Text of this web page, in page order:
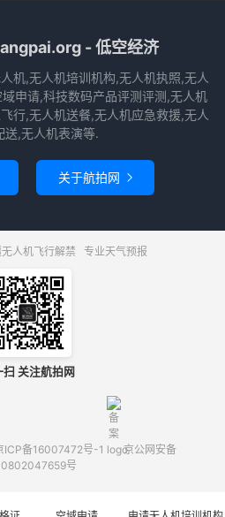
- 低空经济
机,无人机培训机构,无人机执照,无人
申请,科技数码产品评测评测,无人机
行,无人机送餐,无人机应急救援,无人
送,无人机表演等.
关于航拍网 
人机飞行解禁 专业天气预报
扫 关注航拍网
ICP备16007472号-1
京公网安备
号